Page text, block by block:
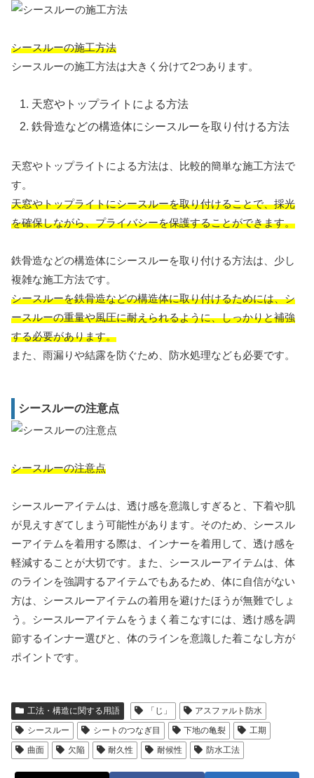
シースルーの施工方法
シースルーの施工方法は大きく分けて2つあります。
天窓やトップライトによる方法
鉄骨造などの構造体にシースルーを取り付ける方法
天窓やトップライトによる方法は、比較的簡単な施工方法で
す。
天窓やトップライトにシースルーを取り付けることで、採光
を確保しながら、プライバシーを保護することができます。
鉄骨造などの構造体にシースルーを取り付ける方法は、少し
複雑な施工方法です。
シースルーを鉄骨造などの構造体に取り付けるためには、シ
ースルーの重量や風圧に耐えられるように、しっかりと補強
する必要があります。
また、雨漏りや結露を防ぐため、防水処理なども必要です。
シースルーの注意点
シースルーの注意点
シースルーアイテムは、透け感を意識しすぎると、下着や肌
が見えすぎてしまう可能性があります。そのため、シースル
ーアイテムを着用する際は、インナーを着用して、透け感を
軽減することが大切です。また、シースルーアイテムは、体
のラインを強調するアイテムでもあるため、体に自信がない
方は、シースルーアイテムの着用を避けたほうが無難でしょ
う。シースルーアイテムをうまく着こなすには、透け感を調
節するインナー選びと、体のラインを意識した着こなし方が
ポイントです。
工法・構造に関する用語 「じ」
アスファルト防水
シースルー
シートのつなぎ目 下地の亀裂
工期
曲面
欠陥 耐久性 耐候性 防水工法